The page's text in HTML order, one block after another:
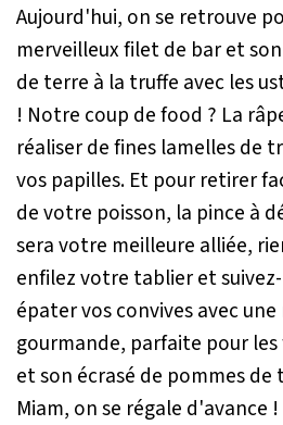
Aujourd'hui, on se retrouve
merveilleux filet de bar et
de terre à la truffe avec les
! Notre coup de food ? La
réaliser de fines lamelles de
vos papilles. Et pour retirer
de votre poisson, la pince à
sera votre meilleure alliée,
enfilez votre tablier et
épater vos convives avec
gourmande, parfaite pour
et son écrasé de pommes
Miam, on se régale d'avance !